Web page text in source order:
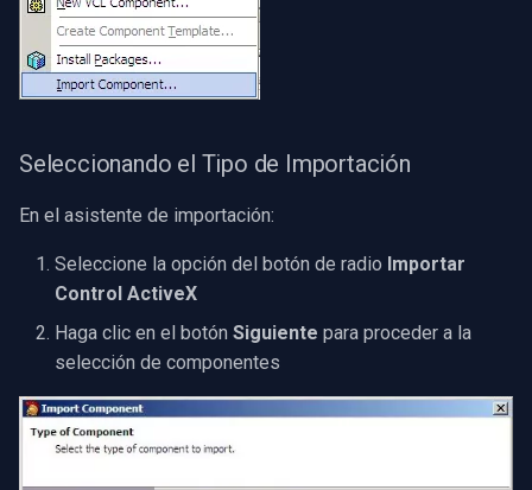
Seleccionando el Tipo de Importación
En el asistente de importación:
Seleccione la opción del botón de radio Importar
Control ActiveX
Haga clic en el botón Siguiente para proceder a la
selección de componentes